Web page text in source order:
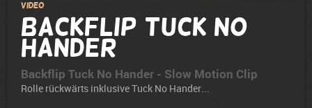
Video
Backflip Tuck No
Hander
Backflip Tuck No Hander - Slow Motion Clip
Rolle rückwärts inklusive Tuck No Hander...